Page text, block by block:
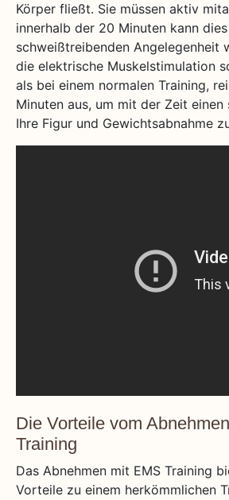
Körper fließt. Sie müssen aktiv
innerhalb der 20 Minuten kann
schweißtreibenden Angelegenheit
die elektrische Muskelstimulation
als bei einem normalen Training,
Minuten aus, um mit der Zeit
Ihre Figur und Gewichtsabnahme
Die Vorteile vom
Training
Das Abnehmen mit EMS Training
Vorteile zu einem herkömmlichen